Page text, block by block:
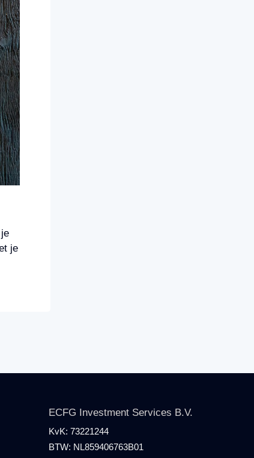
je
ECFG Investment Services B.V.
KvK: 73221244
BTW: NL859406763B01